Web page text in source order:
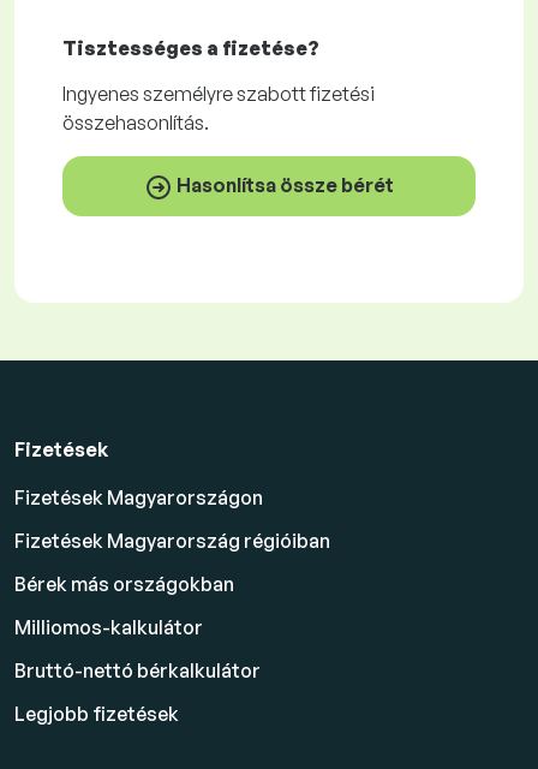
Tisztességes a fizetése?
Ingyenes személyre szabott fizetési
összehasonlítás.
Hasonlítsa össze bérét
Fizetések
Fizetések Magyarországon
Fizetések Magyarország régióiban
Bérek más országokban
Milliomos-kalkulátor
Bruttó-nettó bérkalkulátor
Legjobb fizetések